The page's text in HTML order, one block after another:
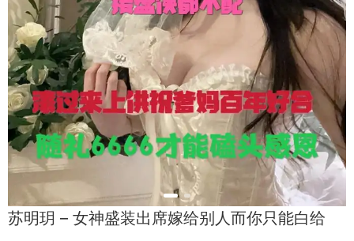
苏明玥 – 女神盛装出席嫁给别人而你只能白给